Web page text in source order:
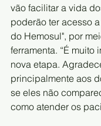
vão facilitar a vida
poderão ter acesso
do Hemosul", por
ferramenta. “É muito
nova etapa.
principalmente aos
se eles não
como atender os